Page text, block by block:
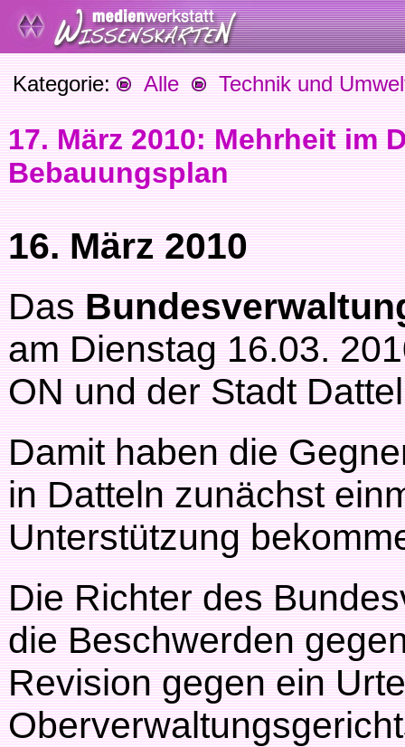
Kategorie: Alle Technik und
17. März 2010: Mehrheit im
Bebauungsplan
16. März 2010
Das
am Dienstag 16.03.
ON und der Stadt
Damit haben die
in Datteln zunächst
Unterstützung
Die Richter des
die Beschwerden
Revision gegen ein